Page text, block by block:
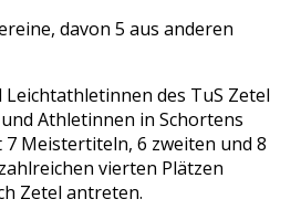
davon 5 aus anderen
des TuS Zetel
Athletinnen in Schortens
Meistertiteln, 6 zweiten und 8
vierten Plätzen
Zetel antreten.